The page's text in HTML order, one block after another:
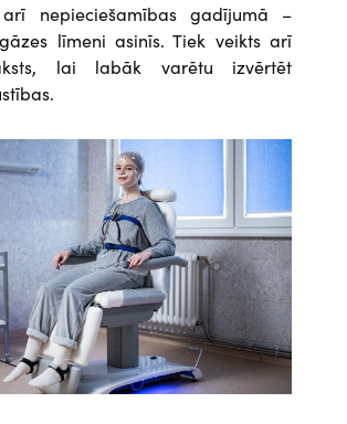
nepieciešamības gadījumā –
līmeni asinīs. Tiek veikts arī
lai labāk varētu izvērtēt